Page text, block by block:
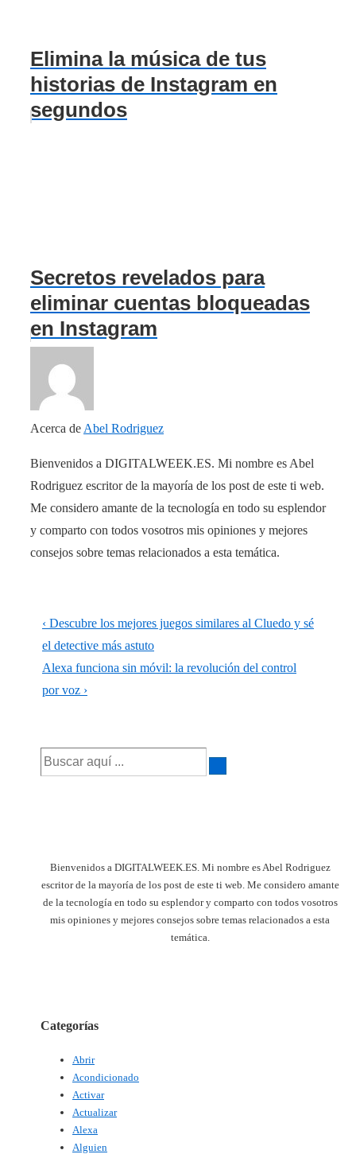
Elimina la música de tus
historias de Instagram en
segundos
Secretos revelados para
eliminar cuentas bloqueadas
en Instagram
Acerca de Abel Rodriguez
Bienvenidos a DIGITALWEEK.ES. Mi nombre es Abel
Rodriguez escritor de la mayoría de los post de este ti web.
Me considero amante de la tecnología en todo su esplendor
y comparto con todos vosotros mis opiniones y mejores
consejos sobre temas relacionados a esta temática.
Navegación
de
entradas
La
entrada
anterior
es
‹ Descubre los mejores juegos similares al Cluedo y sé
el detective más astuto
La
entrada
Alexa funciona sin móvil: la revolución del control
por voz ›
Buscar
por:
Bienvenidos a DIGITALWEEK.ES. Mi nombre es Abel Rodriguez
escritor de la mayoría de los post de este ti web. Me considero amante
de la tecnología en todo su esplendor y comparto con todos vosotros
mis opiniones y mejores consejos sobre temas relacionados a esta
temática.
Categorías
Abrir
Acondicionado
Activar
Actualizar
Alexa
Alguien